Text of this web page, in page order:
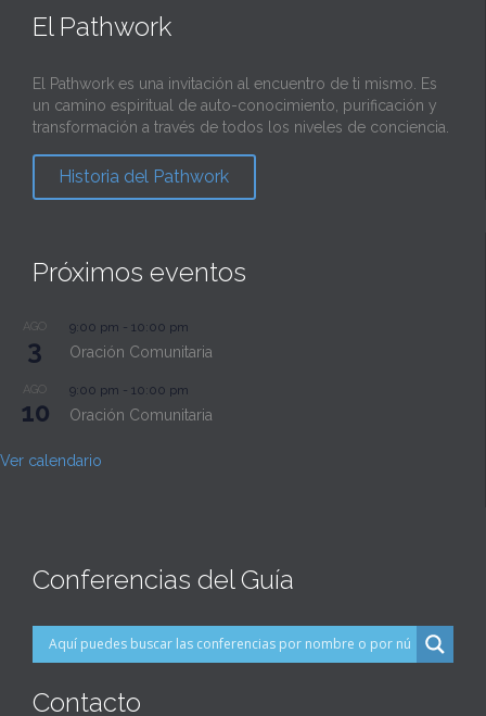
El Pathwork
El Pathwork es una invitación al encuentro de ti mismo. Es
un camino espiritual de auto-conocimiento, purificación y
transformación a través de todos los niveles de conciencia.
Historia del Pathwork
Próximos eventos
AGO
3
9:00 pm - 10:00 pm
Oración Comunitaria
AGO
10
9:00 pm - 10:00 pm
Oración Comunitaria
Ver calendario
Conferencias del Guía
Contacto